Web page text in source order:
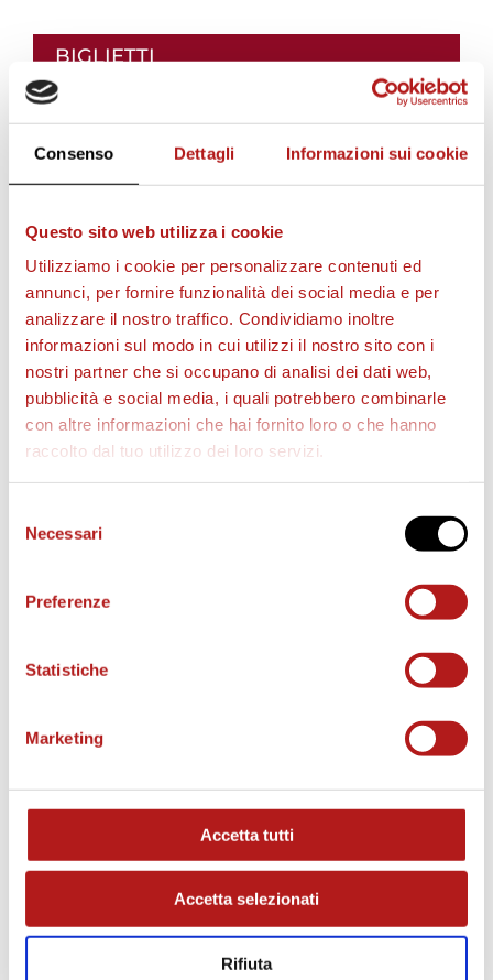
Consenso Dettagli Informazioni sui cookie
Questo sito web utilizza i cookie
Utilizziamo i cookie per personalizzare contenuti ed
annunci, per fornire funzionalità dei social media e per
analizzare il nostro traffico. Condividiamo inoltre
informazioni sul modo in cui utilizzi il nostro sito con i
nostri partner che si occupano di analisi dei dati web,
pubblicità e social media, i quali potrebbero combinarle
con altre informazioni che hai fornito loro o che hanno
raccolto dal tuo utilizzo dei loro servizi.
delNecessari
Preferenze
Statistiche
Marketing
Accetta tutti
Accetta selezionati
Rifiuta
i
i
l
v
i
d
BIGLIETTI
AS CITTADELLA STORE
MATCH PROGRAM